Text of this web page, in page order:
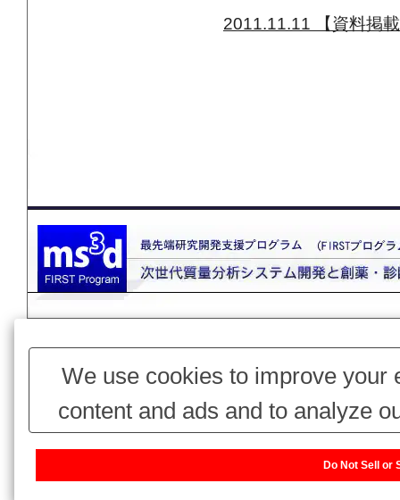
2011.11.11 【資料掲
We use cookies to improve your
content and ads and to analyze
use of our website with our
combine it with other information
Do Not Sell or